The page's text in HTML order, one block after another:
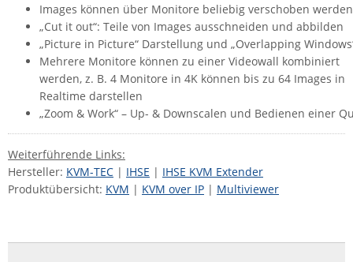
Images können über Monitore beliebig verschoben werden
„Cut it out“: Teile von Images ausschneiden und abbilden
„Picture in Picture“ Darstellung und „Overlapping
Mehrere Monitore können zu einer Videowall kombiniert
werden, z. B. 4 Monitore in 4K können bis zu 64 Images in
Realtime darstellen
„Zoom & Work“ – Up- & Downscalen und Bedienen einer
Weiterführende Links:
Hersteller: KVM-TEC | IHSE | IHSE KVM Extender
Produktübersicht: KVM | KVM over IP | Multiviewer